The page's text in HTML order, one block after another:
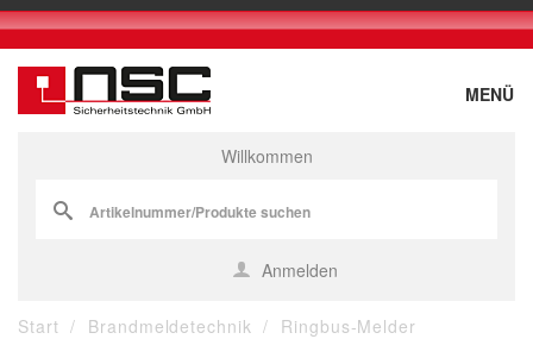
MENÜ
Willkommen
Anmelden
Start Brandmeldetechnik Ringbus-Melder